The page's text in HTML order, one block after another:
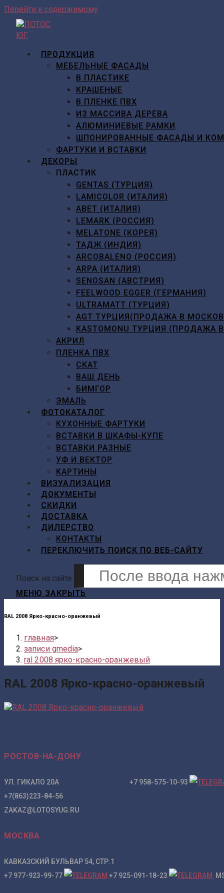
Перейти к содержимому
ПРОДУКЦИЯ
МЕБЕЛЬНЫЕ ФАСАДЫ
В ПЛАСТИКЕ
КРАШЕНЫЕ
В ПЛЕНКЕ ПВХ
ИЗ МАССИВА ДЕРЕВА
АЛЮМИНИЕВЫЕ РАМКИ
ШПОНИРОВАННЫЕ ФАСАДЫ И
ФАРТУКИ И ВСТАВКИ
ДЕКОРЫ
ПЛАСТИК
GENTAS (ТУРЦИЯ)
LAMICOLOR (ИТАЛИЯ)
ABET (ИТАЛИЯ)
LEMARK (РОССИЯ)
MELATONE (КОРЕЯ)
ТАДЖ (ИНДИЯ)
ARCOBALENO (РОССИЯ)
ARPA (ИТАЛИЯ)
SENOSAN (АВСТРИЯ)
FEELWOOD EGGER (ГЕРМАНИЯ)
ULTRAMATT (ТУРЦИЯ)
AGT ТУРЦИЯ(ПРОДАЖА В
KASTOMONU ТУРЦИЯ
АКРИЛ
ПЛЕНКА ПВХ
СКАТ
ВАШ ДЕНЬ
БИМГОР
ЭМАЛЬ
ФОТОКАТАЛОГ
КУХОННЫЕ ФАРТУКИ
ВСТАВКИ В ШКАФЫ-КУПЕ
ВСТАВКИ РАЗНЫЕ
УФ И ВЕКТОР
КАРТИНЫ
ВИЗУАЛИЗАЦИЯ
ДОКУМЕНТЫ
СКИДКИ
ДОСТАВКА
ДИЛЕРСТВО
КОНТАКТЫ
ПЕРЕКЛЮЧИТЬ ПОИСК ПО ВЕБ-САЙТУ
Поиск на сайте
МЕНЮ ЗАКРЫТЬ
RAL 2008 Ярко-красно-оранжевый
главная>
записи gmedia>
ral 2008 ярко-красно-оранжевый
RAL 2008 Ярко-красно-оранжевый
РОСТОВ-НА-ДОНУ
УЛ. ГИКАЛО 20А +7 958-575-10-93
+7(863)223-84-56
ZAKAZ@LOTOSYUG.RU
МОСКВА
КАВКАЗСКИЙ БУЛЬВАР 54, СТР.1
+7 977-923-99-77
+7 925-091-18-23